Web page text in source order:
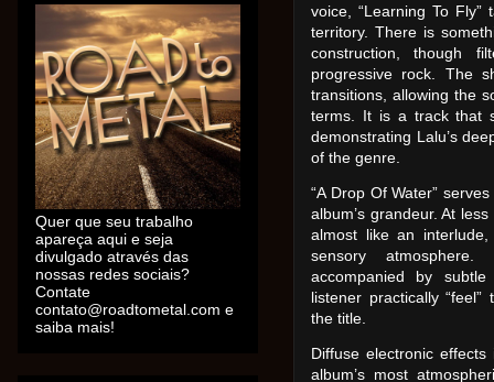
voice, “Learning To
territory. There is
construction, though
progressive rock. The
transitions, allowing the
terms. It is a track that
demonstrating Lalu’s
of the genre.
“A Drop Of Water”
album’s grandeur. At
almost like an
sensory
accompanied by
listener practically
the title.
Diffuse electronic
album’s most
Quer que seu trabalho
apareça aqui e seja
divulgado através das
nossas redes sociais?
Contate
contato@roadtometal.com e
saiba mais!